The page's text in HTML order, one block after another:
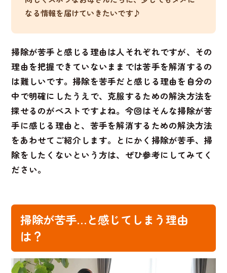
なる情報を届けていきたいです♪
掃除が苦手と感じる理由は人それぞれですが、その
理由を把握できていないままでは苦手を解消するの
は難しいです。掃除を苦手だと感じる理由を自分の
中で明確にしたうえで、克服するための解決方法を
探せるのがベストですよね。今回はそんな掃除が苦
手に感じる理由と、苦手を解消するための解決方法
をあわせてご紹介します。とにかく掃除が苦手、掃
除をしたくないという方は、ぜひ参考にしてみてく
ださい。
掃除が苦手…と感じてしまう理由
は？